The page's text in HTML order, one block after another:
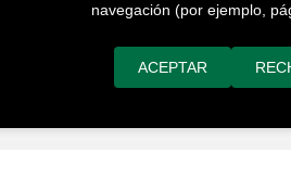
generales de venta
navegación (por ejemplo,
ACEPTAR